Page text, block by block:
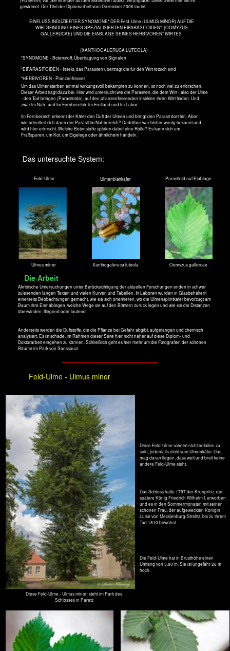
Von der Berg-Ulme am Freundschaftstempel ist derzeit nicht viel zu sehen.
Sie ist dicht mit Efeu bewachsen.
Mehr Bilder und Text kommem im Frühsommer 2014 - inshallah!
Dieser mächtige Baum (Berg-Ulme?) steht im Park des Jagdschlosses Glienike.
Aber was für einer ist das?
Flatter-Ulme - Ulmus laevis auf dem Hof einer Kita in der Geschwister-Scholl-Straße 52, Potsdam. Der
Baum ist in der Liste der Naturdenkmale mit der Nummer 35 eingetragen. Die Bilder links sind vom
Dezember 2013, rechts vom Juni 2014.
Die Flatter-Ulme - Ulmus laevis steht auf dem Hof einer Kita in
der Geschwister-Scholl-Straße 52 in Potsdam, knapp südlich
des Zaunes vom Park Sanssouci und ist schon von weitem
über den Dächern zu sehen.
Sie dürfte um die 26 Meter hoch sein und hat einen Umfang
von 4,80 m in 1,30 Meter gemessen (2013). Diese Ulmen
werden bis zu 35 Meter hoch.
Flatter-Ulmen sind die einzigen Bäume in Europa, die die für
die Tropen so typischen Brettwurzeln (s. Bäume in Costa Rica
ausbilden können. Da Flatter-Ulmen auch in Auenwäldern
wachsen, vertragen sie bis zu 100 Tage im Jahr auf
überfluteten Böden überdauern. Da geben die Brettwurzel
halt.
Vom Ulmensterben sind die Flatter-Ulmen nicht so stark
Ulmensplintkäfer mögen bestimmte Stoffe in den Rinden der
Flatter-Ulme nicht. Auch gegen den Schlauchpilz (Ophiostoma
novo-ulmi) sind sie resistenter.
Der Name kommt von dem Flattern der Blüten an ihren langen
Stilen schon bei leichtem Wind.